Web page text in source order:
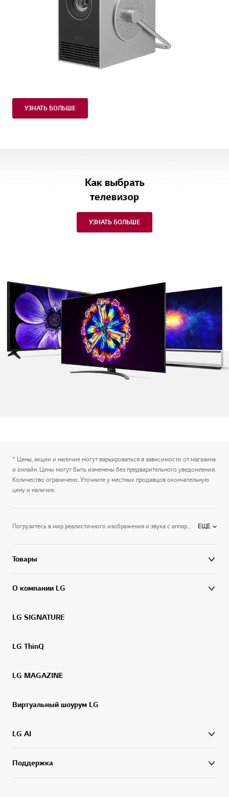
УЗНАТЬ БОЛЬШЕ
УЗНАТЬ БОЛЬШЕ
* Цены, акции и наличие могут варьироваться в зависимости от магазина
и онлайн. Цены могут быть изменены без предварительного уведомления.
Количество ограничено. Уточните у местных продавцов окончательную
цену и наличие.
Погрузитесь в мир реалистичного изображения и звука с аппаратурой для воспроизведения видео и аудио производства LG. Телевизоры и саундбары LG выводят мультимедийные развлечения на новый уровень, дают возможность получить максимум удовольствия от фильмов, спортивных соревнований, музыкальных шоу. Оборудование, которое мы предлагаем, – это яркие, насыщенные и при этом естественные цвета, великолепная детализация, объемный звук. Вдобавок ко всему перечисленному – простое управление. ЕЩЕ
Товары
О компании LG
LG SIGNATURE
LG ThinQ
LG MAGAZINE
Виртуальный шоурум LG
LG AI
Поддержка